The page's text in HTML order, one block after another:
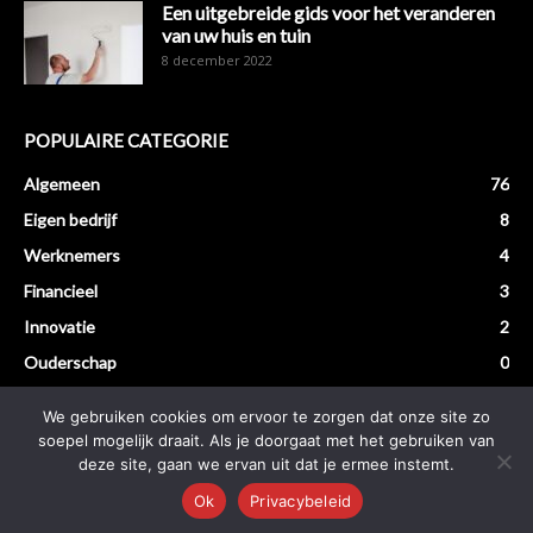
Een uitgebreide gids voor het veranderen
van uw huis en tuin
8 december 2022
POPULAIRE CATEGORIE
Algemeen
76
Eigen bedrijf
8
Werknemers
4
Financieel
3
Innovatie
2
Ouderschap
0
Home Over ons Privacybeleid
© Papadeondernemer.nl
We gebruiken cookies om ervoor te zorgen dat onze site zo
soepel mogelijk draait. Als je doorgaat met het gebruiken van
deze site, gaan we ervan uit dat je ermee instemt.
Ok
Privacybeleid